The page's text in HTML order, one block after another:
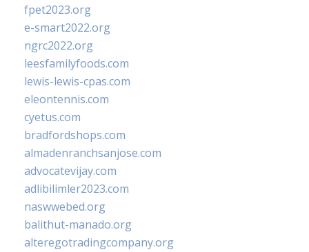
fpet2023.org
e-smart2022.org
ngrc2022.org
leesfamilyfoods.com
lewis-lewis-cpas.com
eleontennis.com
cyetus.com
bradfordshops.com
almadenranchsanjose.com
advocatevijay.com
adlibilimler2023.com
naswwebed.org
balithut-manado.org
alteregotradingcompany.org